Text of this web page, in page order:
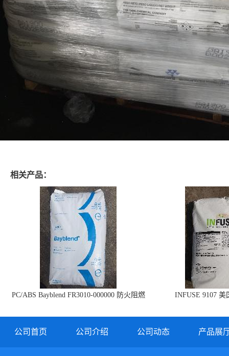
相关产品：
PC/ABS Bayblend FR3010-000000 防火阻燃
INFUSE 9107 美
公司首页 公司介绍 公司动态 产品展